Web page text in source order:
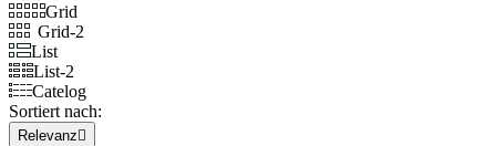
Grid
Grid-2
List
List-2
Catelog
Sortiert nach:
Relevanz 